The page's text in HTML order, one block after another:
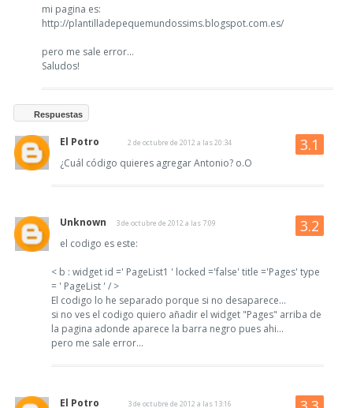
mi pagina es:
http://plantilladepequemundossims.blogspot.com.es/
pero me sale error...
Saludos!
Respuestas
El Potro 2 de octubre de 2012 a las 20:34
¿Cuál código quieres agregar Antonio? o.O
Unknown 3 de octubre de 2012 a las 7:09
el codigo es este:
< b : widget id =' PageList1 ' locked ='false' title ='Pages' type
= ' PageList ' / >
El codigo lo he separado porque si no desaparece...
si no ves el codigo quiero añadir el widget "Pages" arriba de
la pagina adonde aparece la barra negro pues ahi...
pero me sale error...
El Potro 3 de octubre de 2012 a las 13:16